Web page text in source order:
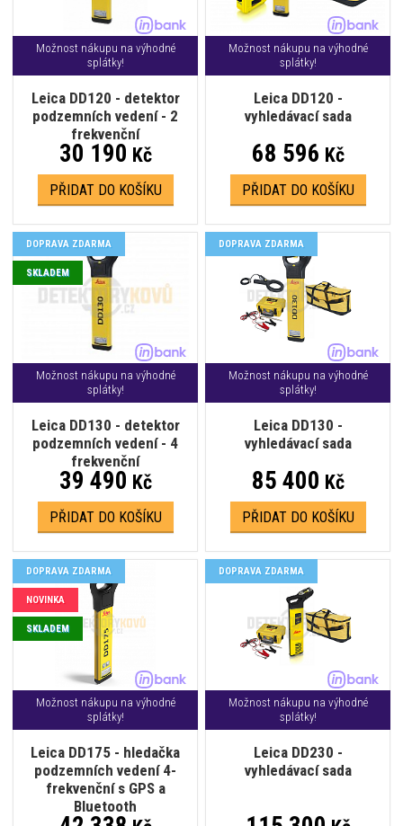
Možnost nákupu na výhodné
splátky!
Leica DD120 - detektor
podzemních vedení - 2
frekvenční
30 190 Kč
PŘIDAT DO KOŠÍKU
Možnost nákupu na výhodné
splátky!
Leica DD120 -
vyhledávací sada
68 596 Kč
PŘIDAT DO KOŠÍKU
Možnost nákupu na výhodné
splátky!
Leica DD130 - detektor
podzemních vedení - 4
frekvenční
DOPRAVA ZDARMA
SKLADEM
39 490 Kč
PŘIDAT DO KOŠÍKU
Možnost nákupu na výhodné
splátky!
Leica DD130 -
vyhledávací sada
DOPRAVA ZDARMA
85 400 Kč
PŘIDAT DO KOŠÍKU
Možnost nákupu na výhodné
splátky!
Leica DD175 - hledačka
podzemních vedení 4-
frekvenční s GPS a
Bluetooth
DOPRAVA ZDARMA
NOVINKA
SKLADEM
Možnost nákupu na výhodné
splátky!
Leica DD230 -
vyhledávací sada
DOPRAVA ZDARMA